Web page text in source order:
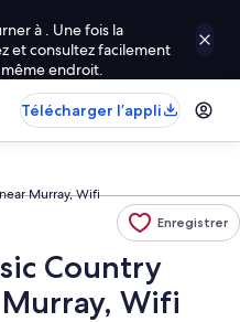
à . Une fois la
et consultez facilement
endroit.
Télécharger l’appli
Murray, Wifi
Enregistrer
Country
Wifi